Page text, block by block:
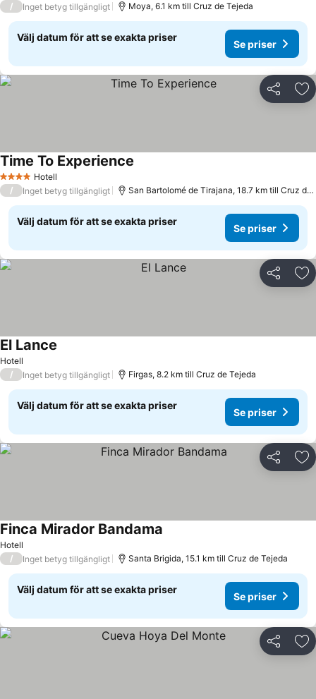
/ Inget betyg tillgängligt Moya, 6.1 km till Cruz de Tejeda
Välj datum för att se exakta priser
Se priser
Dela
4 StjärnorHotell
Time To Experience
/ Inget betyg tillgängligt San Bartolomé de Tirajana, 18.7 km till Cruz de Tejeda
Välj datum för att se exakta priser
Se priser
Dela
Hotell
El Lance
/ Inget betyg tillgängligt Firgas, 8.2 km till Cruz de Tejeda
Välj datum för att se exakta priser
Se priser
Dela
Hotell
Finca Mirador Bandama
/ Inget betyg tillgängligt Santa Brigida, 15.1 km till Cruz de Tejeda
Välj datum för att se exakta priser
Se priser
Dela